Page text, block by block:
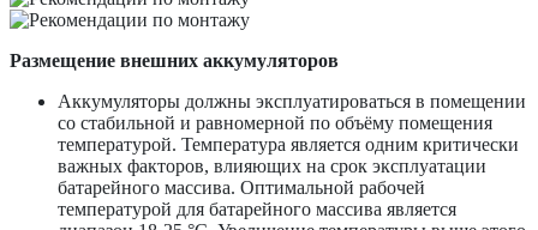
Размещение внешних аккумуляторов
Аккумуляторы должны эксплуатироваться в помещении
со стабильной и равномерной по объёму помещения
температурой. Температура является одним критически
важных факторов, влияющих на срок эксплуатации
батарейного массива. Оптимальной рабочей
температурой для батарейного массива является